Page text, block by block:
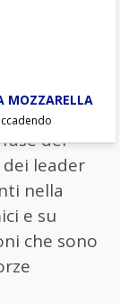
la
del
leader
nella
e su
che sono
MOZZARELLA